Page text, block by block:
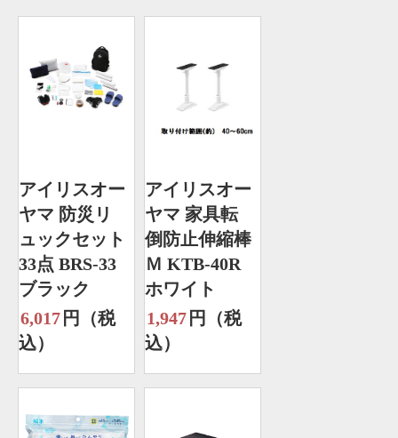
アイリスオー
ヤマ 防災リ
ュックセット
33点 BRS-33
ブラック
6,017 円（税
込）
アイリスオー
ヤマ 家具転
倒防止伸縮棒
Ｍ KTB-40R
ホワイト
1,947 円（税
込）